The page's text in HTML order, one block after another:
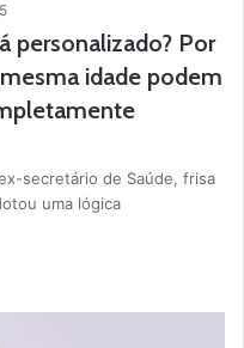
personalizado? Por
idade podem
secretário de Saúde, frisa
uma lógica